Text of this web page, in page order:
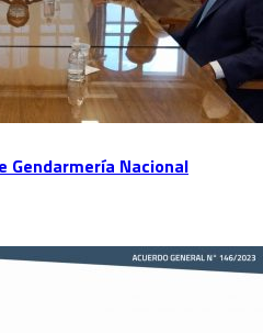
Nacional